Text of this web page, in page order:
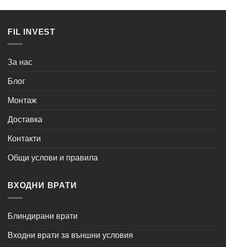
FIL INVEST
За нас
Блог
Монтаж
Доставка
Контакти
Общи услови и правила
ВХОДНИ ВРАТИ
Блиндирани врати
Входни врати за външни условия